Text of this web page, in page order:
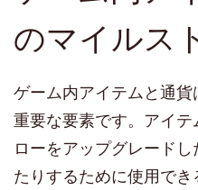
のマイルス
ゲーム内アイテムと通
重要な要素です。アイ
ローをアップグレード
たりするために使用で